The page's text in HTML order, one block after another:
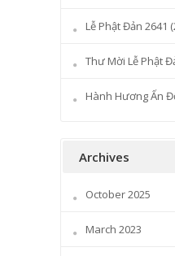
Lễ Phật Đản 2641
Thư Mời Lễ Phật
Hành Hương Ấn
Archives
October 2025
March 2023